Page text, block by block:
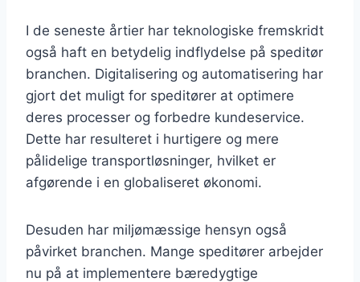
I de seneste årtier har teknologiske fremskridt
også haft en betydelig indflydelse på speditør
branchen. Digitalisering og automatisering har
gjort det muligt for speditører at optimere
deres processer og forbedre kundeservice.
Dette har resulteret i hurtigere og mere
pålidelige transportløsninger, hvilket er
afgørende i en globaliseret økonomi.
Desuden har miljømæssige hensyn også
påvirket branchen. Mange speditører arbejder
nu på at implementere bæredygtige